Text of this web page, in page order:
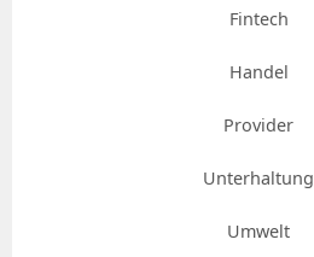
Fintech
Handel
Provider
Unterhaltung
Umwelt